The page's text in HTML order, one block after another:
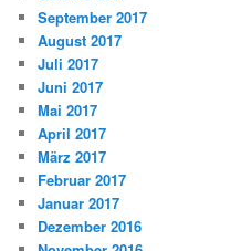
September 2017
August 2017
Juli 2017
Juni 2017
Mai 2017
April 2017
März 2017
Februar 2017
Januar 2017
Dezember 2016